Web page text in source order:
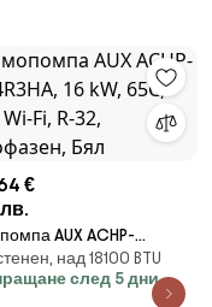
€
AUX ACHP-
16 kW, 65C, А+++,
32, Монофазен, Бял
над 18100 BTU
след 5 дни